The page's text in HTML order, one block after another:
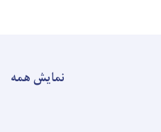
نمایش همه